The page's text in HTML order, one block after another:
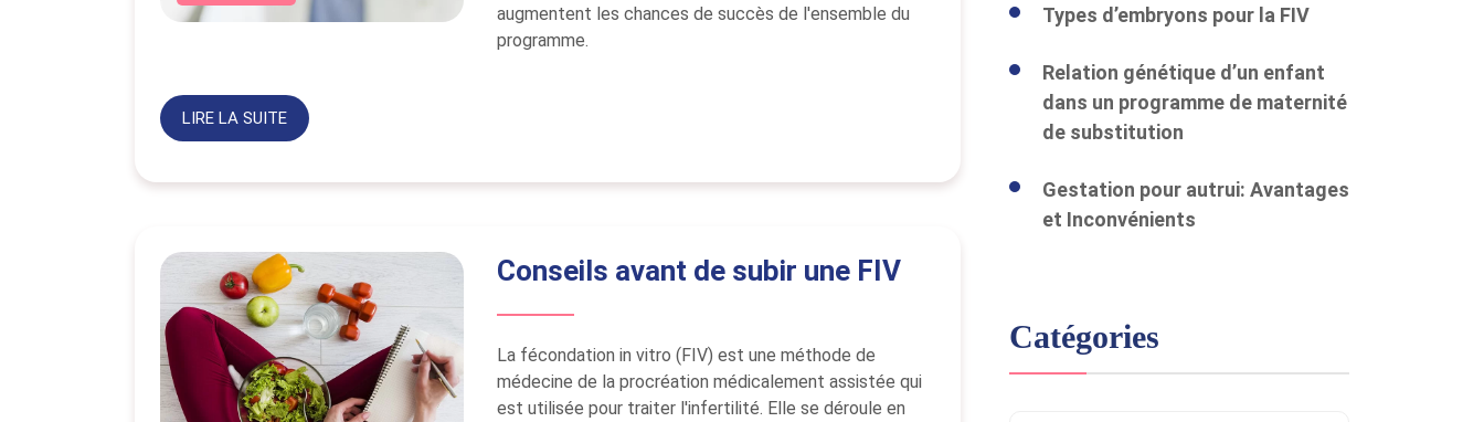
augmentent les chances de succès de l'ensemble du
programme.
LIRE LA SUITE
Conseils avant de subir une FIV
La fécondation in vitro (FIV) est une méthode de
médecine de la procréation médicalement assistée qui
est utilisée pour traiter l'infertilité. Elle se déroule en
Types d’embryons pour la FIV
Relation génétique d’un enfant
dans un programme de maternité
de substitution
Gestation pour autrui: Avantages
et Inconvénients
Catégories